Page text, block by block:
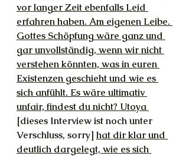
vor langer Zeit ebenfalls Leid
erfahren haben. Am eigenen Leibe.
Gottes Schöpfung wäre ganz und
gar unvollständig, wenn wir nicht
verstehen könnten, was in euren
Existenzen geschieht und wie es
sich anfühlt. Es wäre ultimativ
unfair, findest du nicht? Utoya
[dieses Interview ist noch unter
Verschluss, sorry] hat dir klar und
deutlich dargelegt, wie es sich